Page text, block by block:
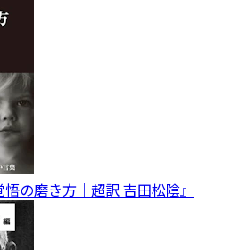
悟の磨き方｜超訳 吉田松陰』